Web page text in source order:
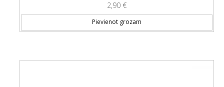
2,90 €
Pievienot grozam